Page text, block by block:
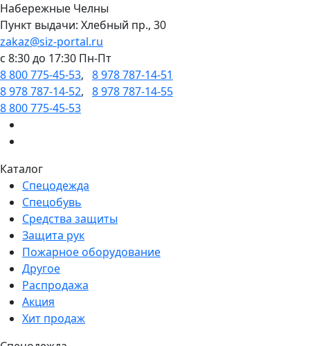
Набережные Челны
Пункт выдачи: Хлебный пр., 30
zakaz@siz-portal.ru
c 8:30 до 17:30 Пн-Пт
8 800 775-45-53, 8 978 787-14-51
8 978 787-14-52, 8 978 787-14-55
8 800 775-45-53
Каталог
Спецодежда
Спецобувь
Средства защиты
Защита рук
Пожарное оборудование
Другое
Распродажа
Акция
Хит продаж